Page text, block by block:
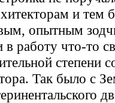
и тем
опытным
работу что-то
степени
Так было с